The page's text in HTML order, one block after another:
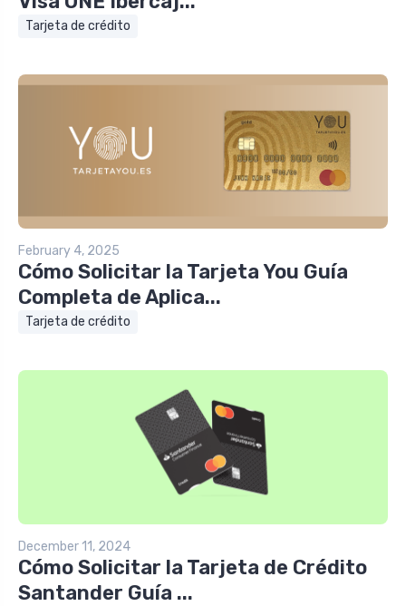
Tarjeta de crédito
February 4, 2025
Cómo Solicitar la Tarjeta You Guía
Completa de Aplica...
Tarjeta de crédito
December 11, 2024
Cómo Solicitar la Tarjeta de Crédito
Santander Guía ...